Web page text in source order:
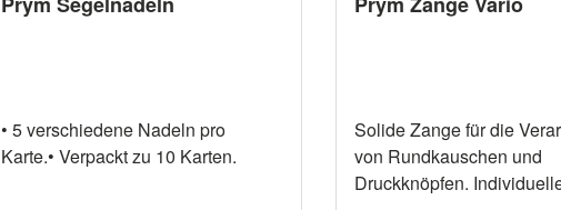
• 5 verschiedene Nadeln pro
Karte.• Verpackt zu 10 Karten.
Solide Zange für die
von Rundkauschen und
Druckknöpfen.